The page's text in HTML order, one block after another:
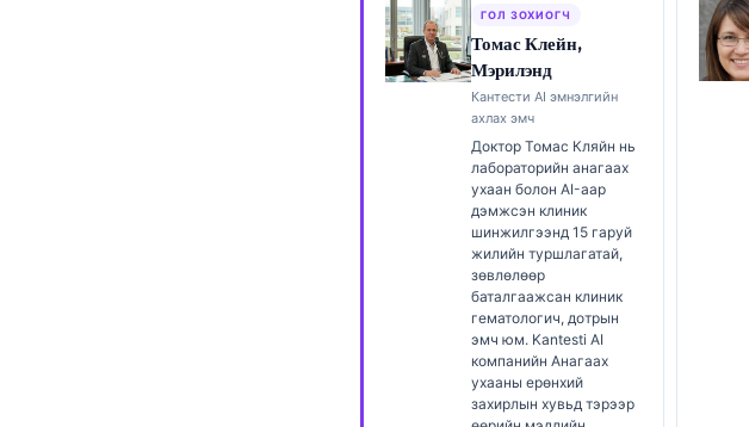
ГОЛ ЗОХИОГЧ
Томас Клейн,
Мэрилэнд
Кантести AI эмнэлгийн
ахлах эмч
Доктор Томас Кляйн нь
лабораторийн анагаах
ухаан болон AI-аар
дэмжсэн клиник
шинжилгээнд 15 гаруй
жилийн туршлагатай,
зөвлөлөөр
баталгаажсан клиник
гематологич, дотрын
эмч юм. Kantesti AI
компанийн Анагаах
ухааны ерөнхий
захирлын хувьд тэрээр